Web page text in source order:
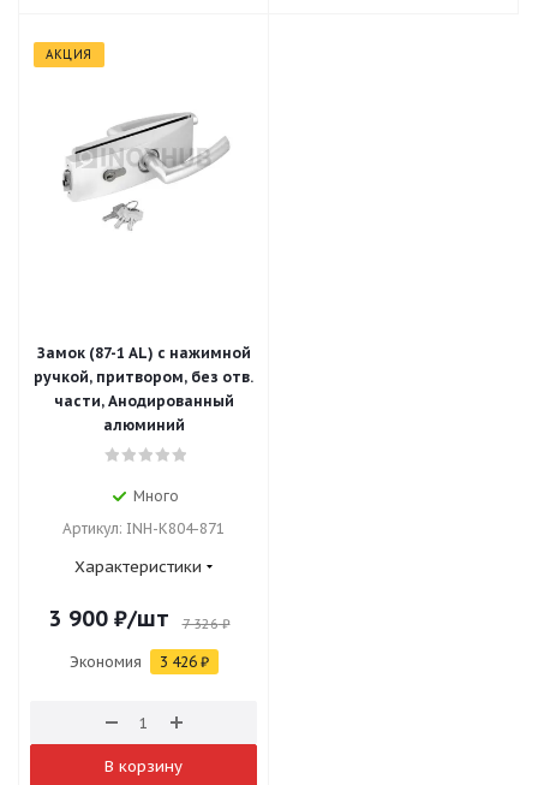
АКЦИЯ
Замок (87-1 AL) с нажимной
ручкой, притвором, без отв.
части, Анодированный
алюминий
Много
Артикул: INH-K804-871
Характеристики
3 900₽/шт 7 326₽
Экономия 3 426₽
В корзину